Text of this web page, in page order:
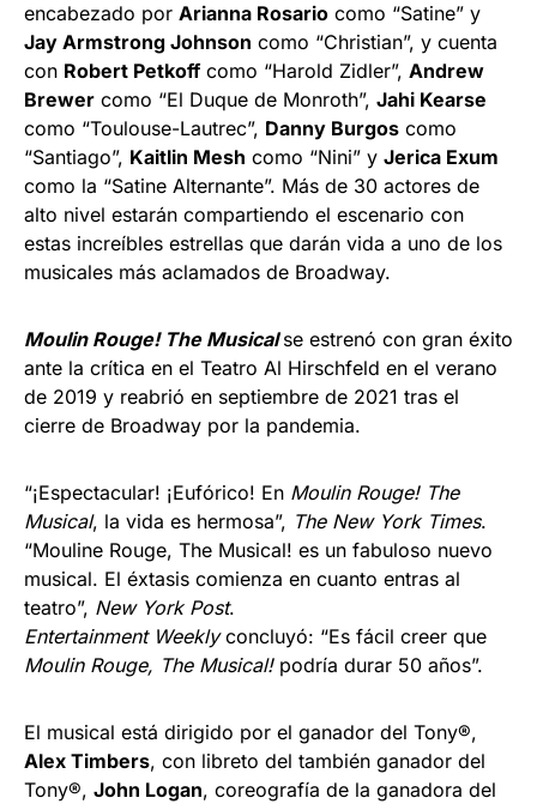
encabezado por Arianna Rosario como “Satine” y
Jay Armstrong Johnson como “Christian”, y cuenta
con Robert Petkoffcomo “Harold Zidler”, Andrew
Brewer como “El Duque de Monroth”, Jahi Kearse
como “Toulouse-Lautrec”, Danny Burgos como
“Santiago”, Kaitlin Mesh como “Nini” y Jerica Exum
como la “Satine Alternante”. Más de 30 actores de
alto nivel estarán compartiendo el escenario con
estas increíbles estrellas que darán vida a uno de los
musicales más aclamados de Broadway.
Moulin Rouge! The Musical se estrenó con gran éxito
ante la crítica en el Teatro Al Hirschfeld en el verano
de 2019 y reabrió en septiembre de 2021 tras el
cierre de Broadway por la pandemia.
“¡Espectacular! ¡Eufórico! En Moulin Rouge! The
Musical, la vida es hermosa”, The New York Times.
“Mouline Rouge, The Musical! es un fabuloso nuevo
musical. El éxtasis comienza en cuanto entras al
teatro”, New York Post.
Entertainment Weeklyconcluyó: “Es fácil creer que
Moulin Rouge, The Musical!podría durar 50 años”.
El musical está dirigido por el ganador del Tony®,
Alex Timbers, con libreto del también ganador del
Tony®, John Logan, coreografía de la ganadora del